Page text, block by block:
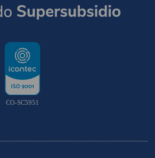
CO-SC5951